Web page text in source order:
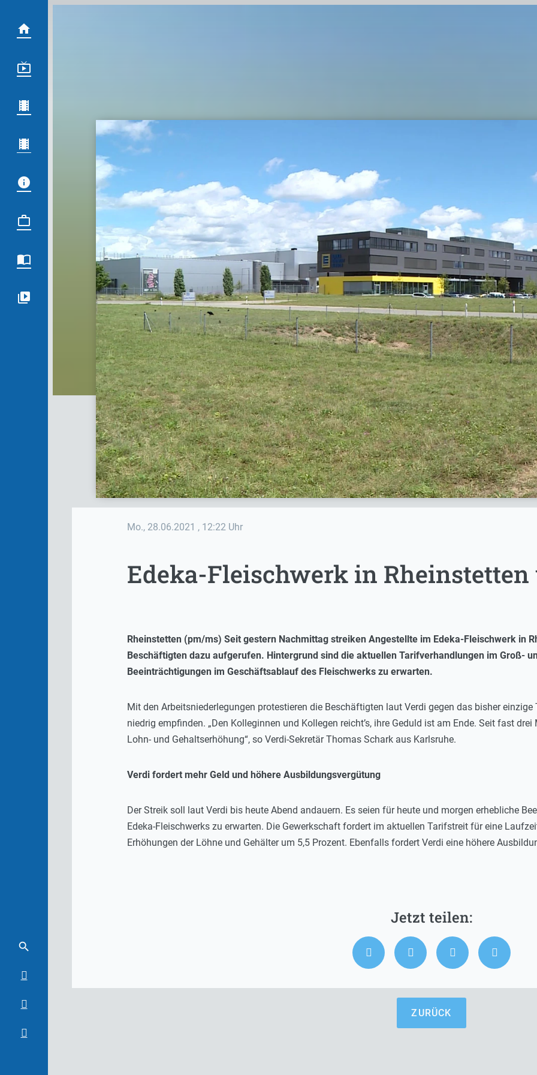
Mo., 28.06.2021 , 12:22 Uhr
Edeka-Fleischwerk in
Rheinstetten (pm/ms) Seit gestern Nachmittag streiken Angestellte im Edeka-Fleischwerk in
Beschäftigten dazu aufgerufen. Hintergrund sind die aktuellen Tarifverhandlungen im Groß-
Beeinträchtigungen im Geschäftsablauf des Fleischwerks zu erwarten.
Mit den Arbeitsniederlegungen protestieren die Beschäftigten laut Verdi gegen das bisher
niedrig empfinden. „Den Kolleginnen und Kollegen reicht’s, ihre Geduld ist am Ende. Seit fast
Lohn- und Gehaltserhöhung“, so Verdi-Sekretär Thomas Schark aus Karlsruhe.
Verdi fordert mehr Geld und höhere Ausbildungsvergütung
Der Streik soll laut Verdi bis heute Abend andauern. Es seien für heute und morgen erhebliche
Edeka-Fleischwerks zu erwarten. Die Gewerkschaft fordert im aktuellen Tarifstreit für eine
Erhöhungen der Löhne und Gehälter um 5,5 Prozent. Ebenfalls fordert Verdi eine höhere
ZURÜCK